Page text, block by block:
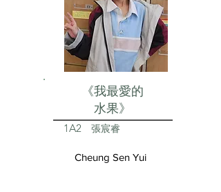
《我最愛的
水果》
1A2 張宸睿
Cheung Sen Yui